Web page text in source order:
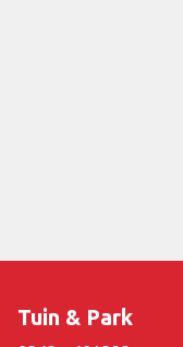
Tuin & Park